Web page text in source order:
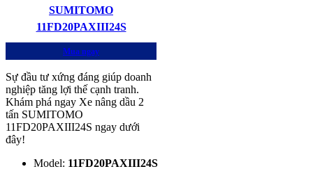
SUMITOMO
11FD20PAXIII24S
Mua ngay
Sự đầu tư xứng đáng giúp doanh
nghiệp tăng lợi thế cạnh tranh.
Khám phá ngay Xe nâng dầu 2
tấn SUMITOMO
11FD20PAXIII24S ngay dưới
đây!
Model: 11FD20PAXIII24S